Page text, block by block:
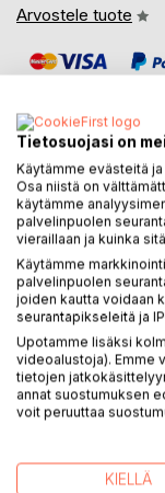
Arvostele tuote
KUVAUS
TÄTÄ MÄ OON on
syntyneestä
kaikenlaista.
kummempaa
mustavalkoista,
aiheita. Arjen
on täten helppo
Tietosuojasi on
Käytämme evästeitä
Osa niistä on
käytämme
palvelinpuolen
vieraillaan ja kuinka
Käytämme
palvelinpuolen
joiden kautta voidaan
seurantapikseleitä ja
Upotamme lisäksi
videoalustoja). Emme
tietojen
annat suostumuksen
voit peruuttaa
KIELLÄ